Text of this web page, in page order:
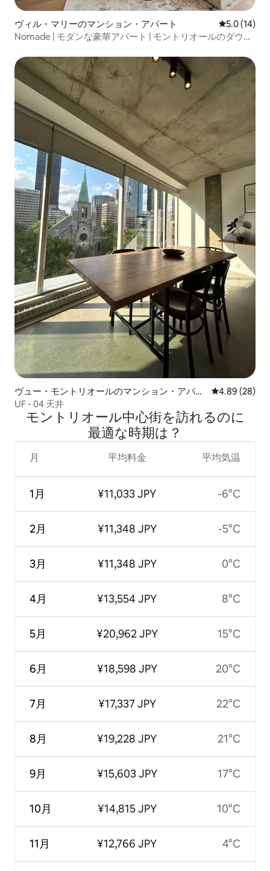
ヴィル・マリーのマンション・アパート レビュー14
5.0 (14)
Nomade | モダンな豪華アパート | モントリオールのダウン
ヴュー・モントリオールのマンション・アパー
ト
レビュー28
4.89 (28)
UF - 04 天井
モントリオール中心街を訪⁠れ⁠るの⁠に
最⁠適⁠な時⁠期⁠は⁠？
月
1月
2月
3月
4月
5月
6月
7月
8月
9月
10月
11月
平均料金
¥11,033 JPY
¥11,348 JPY
¥11,348 JPY
¥13,554 JPY
¥20,962 JPY
¥18,598 JPY
¥17,337 JPY
¥19,228 JPY
¥15,603 JPY
¥14,815 JPY
¥12,766 JPY
平均気温
-6°C
-5°C
0°C
8°C
15°C
20°C
22°C
21°C
17°C
10°C
4°C